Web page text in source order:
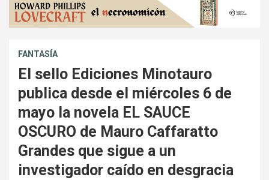
FANTASÍA
El sello Ediciones Minotauro
publica desde el miércoles 6 de
mayo la novela EL SAUCE
OSCURO de Mauro Caffaratto
Grandes que sigue a un
investigador caído en desgracia